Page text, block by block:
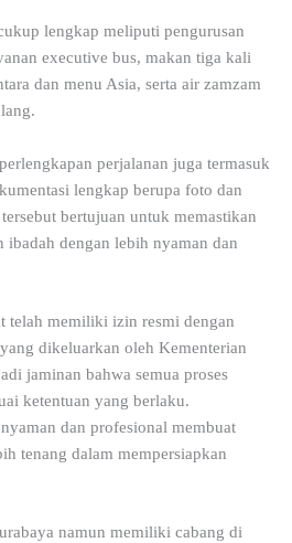
lengkap meliputi pengurusan
executive bus, makan tiga kali
dan menu Asia, serta air zamzam
perjalanan juga termasuk
lengkap berupa foto dan
bertujuan untuk memastikan
ibadah dengan lebih nyaman dan
telah memiliki izin resmi dengan
dikeluarkan oleh Kementerian
jaminan bahwa semua proses
ketentuan yang berlaku.
dan profesional membuat
tenang dalam mempersiapkan
namun memiliki cabang di